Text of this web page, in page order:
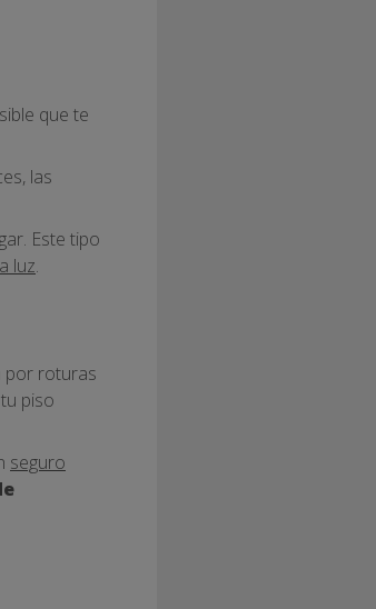
que te
las
Este tipo
luz.
por roturas
piso
seguro